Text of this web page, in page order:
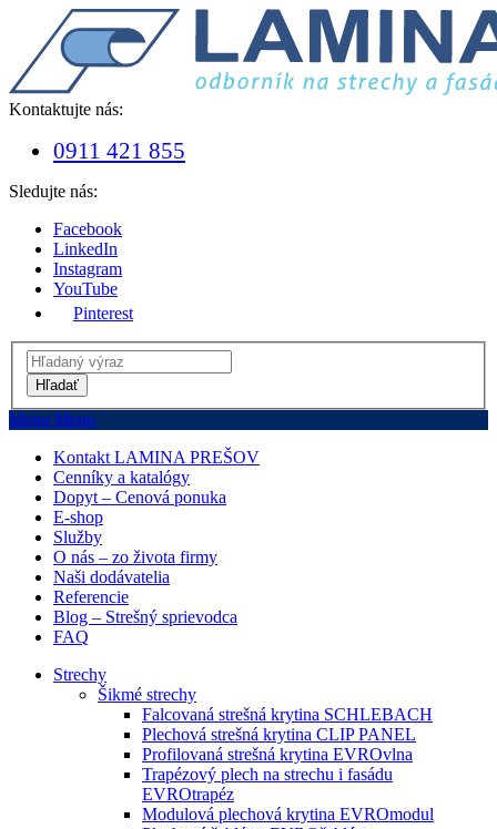
Kontaktujte nás:
0911 421 855
Sledujte nás:
Facebook
LinkedIn
Instagram
YouTube
Pinterest
Hľadať
Menu Menu
Kontakt LAMINA PREŠOV
Cenníky a katalógy
Dopyt – Cenová ponuka
E-shop
Služby
O nás – zo života firmy
Naši dodávatelia
Referencie
Blog – Strešný sprievodca
FAQ
Strechy
Šikmé strechy
Falcovaná strešná krytina SCHLEBACH
Plechová strešná krytina CLIP PANEL
Profilovaná strešná krytina EVROvlna
Trapézový plech na strechu i fasádu
EVROtrapéz
Modulová plechová krytina EVROmodul